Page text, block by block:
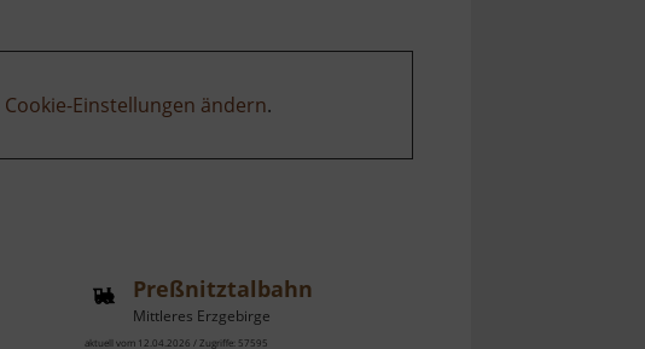
Cookie-Einstellungen ändern.
Preßnitztalbahn
Mittleres Erzgebirge
aktuell vom 12.04.2026 / Zugriffe: 57595